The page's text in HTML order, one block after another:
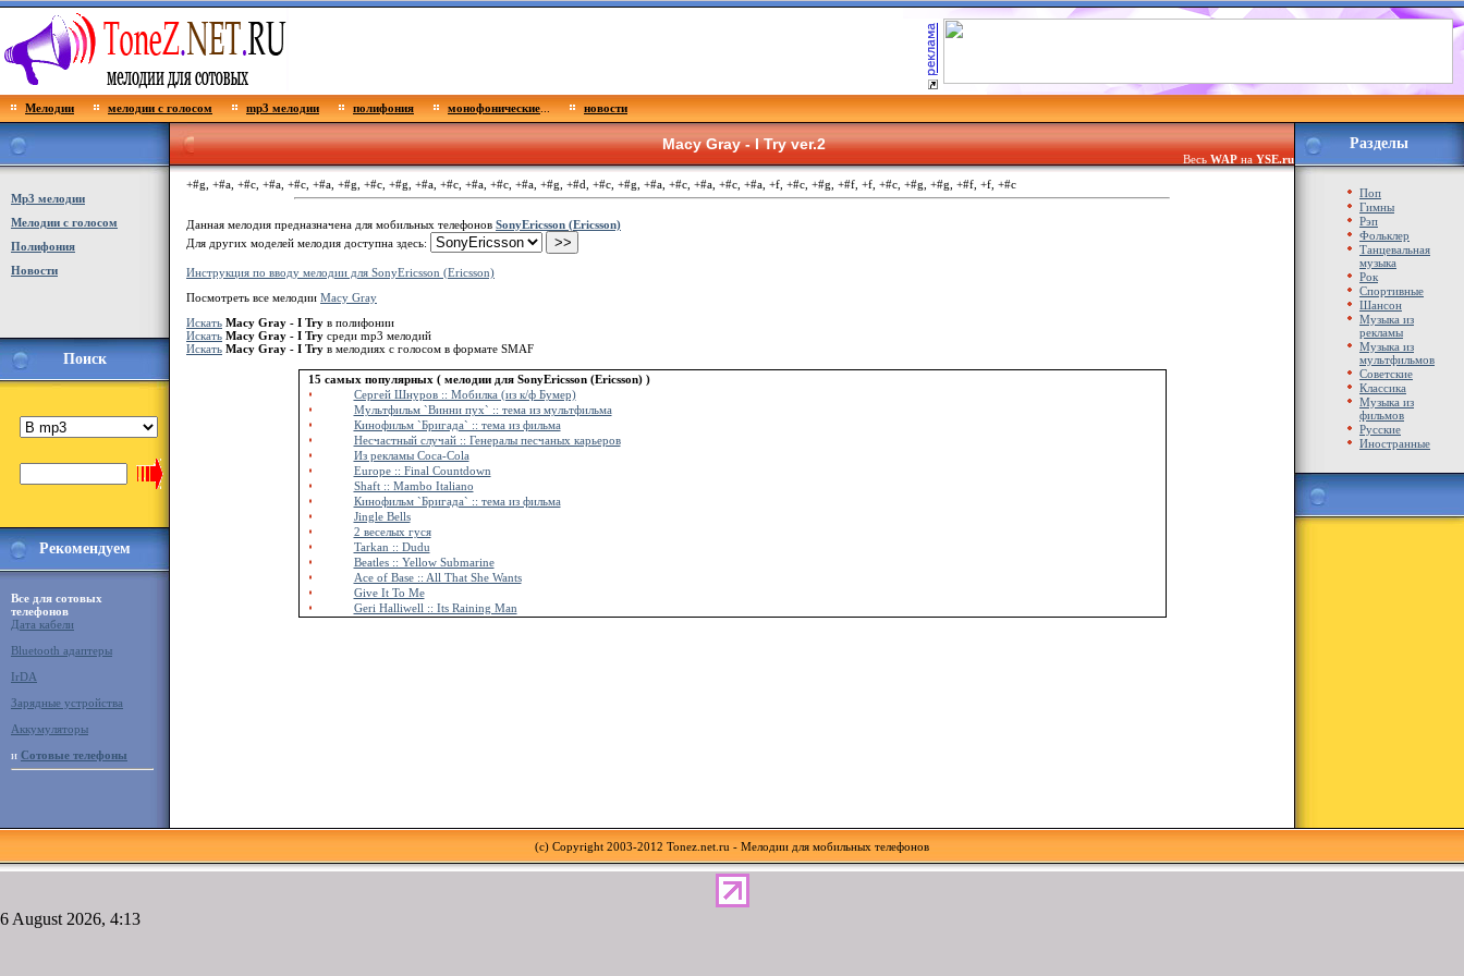
Мелодии мелодии с голосом mp3 мелодии полифония монофонические новости
Мp3 мелодии
Мелодии с голосом
Полифония
Новости
Поиск
Рекомендуем
Все для сотовых
телефонов
Дата кабели
Bluetooth адаптеры
IrDA
Зарядные устройства
Аккумуляторы
и Сотовые телефоны
Macy Gray - I Try ver.2
Весь WAP на YSE.ru
+#g, +#a, +#c, +#a, +#c, +#a, +#g, +#c, +#g, +#a, +#c, +#a, +#c, +#a, +#g, +#d, +#c, +#g, +#a, +#c, +#a, +#c, +#a, +f, +#c, +#g, +#f, +f, +#c, +#g, +#g, +#f, +f, +#c
Данная мелодия предназначена для мобильных телефонов SonyEricsson (Ericsson)
Для других моделей мелодия доступна здесь:
Инструкция по вводу мелодии для SonyEricsson (Ericsson)
Посмотреть все мелодии Macy Gray
Искать Macy Gray - I Try в полифонии
Искать Macy Gray - I Try среди mp3 мелодий
Искать Macy Gray - I Try в мелодиях с голосом в формате SMAF
15 самых популярных ( мелодии для SonyEricsson (Ericsson) )
Сергей Шнуров :: Мобилка (из к/ф Бумер)
Мультфильм `Винни пух` :: тема из мультфильма
Кинофильм `Бригада` :: тема из фильма
Несчастный случай :: Генералы песчаных карьеров
Из рекламы Coca-Cola
Europe :: Final Countdown
Shaft :: Mambo Italiano
Кинофильм `Бригада` :: тема из фильма
Jingle Bells
2 веселых гуся
Tarkan :: Dudu
Beatles :: Yellow Submarine
Ace of Base :: All That She Wants
Give It To Me
Geri Halliwell :: Its Raining Man
Разделы
Поп
Гимны
Рэп
Фольклер
Танцевальная
музыка
Рок
Спортивные
Шансон
Музыка из
рекламы
Музыка из
мультфильмов
Советские
Классика
Музыка из
фильмов
Русские
Иностранные
(c) Copyright 2003-2012 Tonez.net.ru - Мелодии для мобильных телефонов
6 August 2026, 4:13